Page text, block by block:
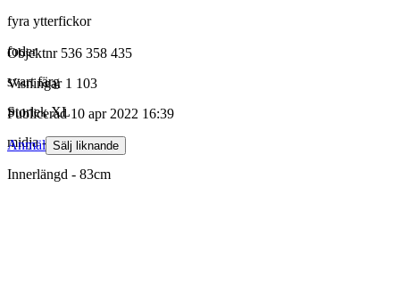
fyra ytterfickor
foder
svart färg
Storlek XL
midja - 94cm
Innerlängd - 83cm
Objektnr 536 358 435
Visningar 1 103
Publicerad 10 apr 2022 16:39
Anmäl Sälj liknande